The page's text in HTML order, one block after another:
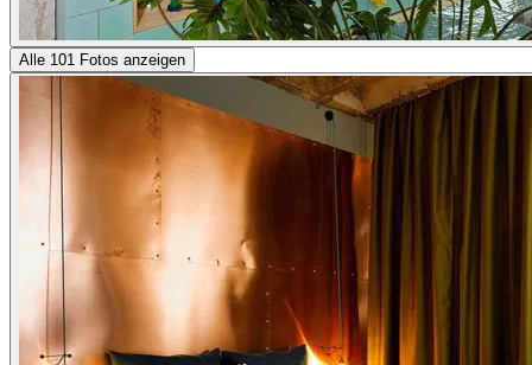
Alle 101 Fotos anzeigen